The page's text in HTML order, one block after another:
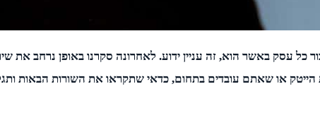
כל עסק באשר הוא, זה עניין ידוע. לאחרונה סקרנו באופן נרחב את
או שאתם עובדים בתחום, כדאי שתקראו את השורות הבאות